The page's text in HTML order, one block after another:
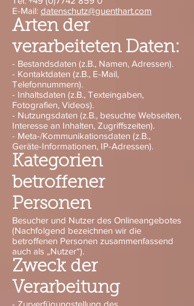
E-Mail: datenschutz@guenthart.com
Arten der
verarbeiteten Daten:
- Bestandsdaten (z.B., Namen, Adressen).
- Kontaktdaten (z.B., E-Mail,
Telefonnummern).
- Inhaltsdaten (z.B., Texteingaben,
Fotografien, Videos).
- Nutzungsdaten (z.B., besuchte Webseiten,
Interesse an Inhalten, Zugriffszeiten).
- Meta-/Kommunikationsdaten (z.B.,
Geräte-Informationen, IP-Adressen).
Kategorien
betroffener
Personen
Besucher und Nutzer des Onlineangebotes
(Nachfolgend bezeichnen wir die
betroffenen Personen zusammenfassend
auch als „Nutzer“).
Zweck der
Verarbeitung
- Zurverfügungstellung des